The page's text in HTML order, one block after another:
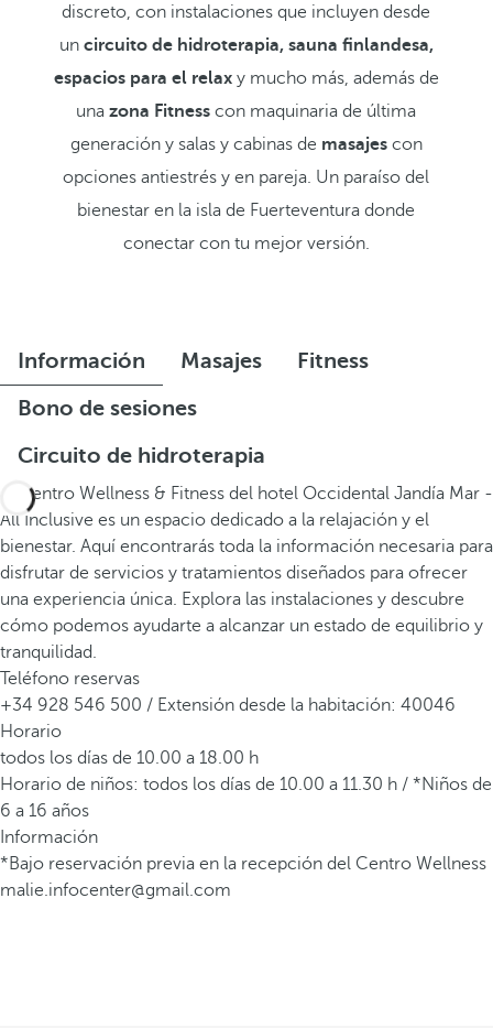
discreto, con instalaciones que incluyen desde
un circuito de hidroterapia, sauna finlandesa,
espacios para el relax y mucho más, además de
unazona Fitness con maquinaria de última
generación y salas y cabinas de masajescon
opciones antiestrés y en pareja. Un paraíso del
bienestar en la isla de Fuerteventura donde
conectar con tu mejor versión.
Información Masajes
Fitness
Bono de sesiones
Circuito de hidroterapia
El Centro Wellness & Fitness del hotel Occidental Jandía Mar -
All Inclusive es un espacio dedicado a la relajación y el
bienestar. Aquí encontrarás toda la información necesaria para
disfrutar de servicios y tratamientos diseñados para ofrecer
una experiencia única. Explora las instalaciones y descubre
cómo podemos ayudarte a alcanzar un estado de equilibrio y
tranquilidad.
Teléfono reservas
+34 928 546 500 / Extensión desde la habitación: 40046
Horario
todos los días de 10.00 a 18.00 h
Horario de niños: todos los días de 10.00 a 11.30 h / *Niños de
6 a 16 años
Información
*Bajo reservación previa en la recepción del Centro Wellness
malie.infocenter@gmail.com